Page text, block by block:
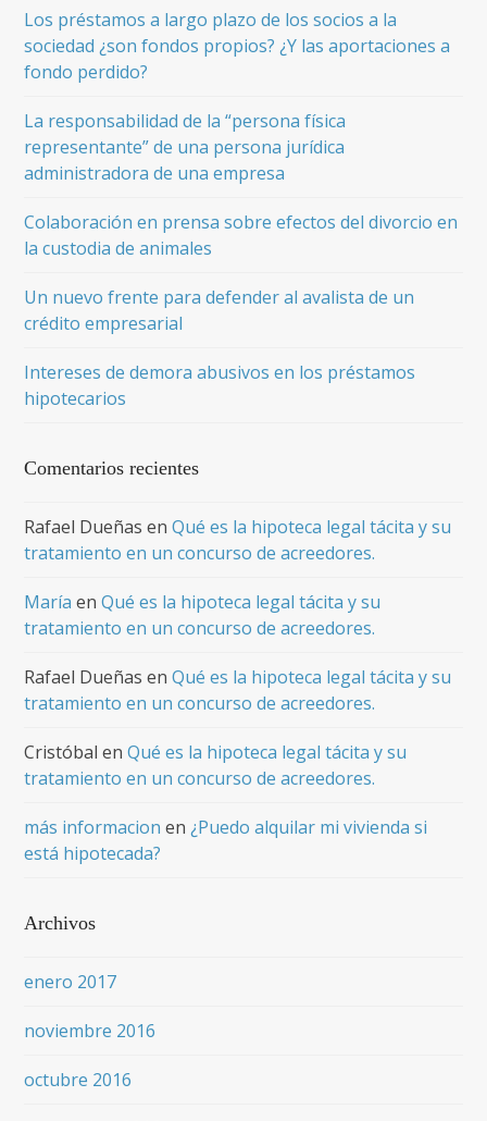
Los préstamos a largo plazo de los socios a la
sociedad ¿son fondos propios? ¿Y las aportaciones a
fondo perdido?
La responsabilidad de la “persona física
representante” de una persona jurídica
administradora de una empresa
Colaboración en prensa sobre efectos del divorcio en
la custodia de animales
Un nuevo frente para defender al avalista de un
crédito empresarial
Intereses de demora abusivos en los préstamos
hipotecarios
Comentarios recientes
Rafael Dueñas enQué es la hipoteca legal tácita y su
tratamiento en un concurso de acreedores.
María enQué es la hipoteca legal tácita y su
tratamiento en un concurso de acreedores.
Rafael Dueñas enQué es la hipoteca legal tácita y su
tratamiento en un concurso de acreedores.
Cristóbal enQué es la hipoteca legal tácita y su
tratamiento en un concurso de acreedores.
más informacion en¿Puedo alquilar mi vivienda si
está hipotecada?
Archivos
enero 2017
noviembre 2016
octubre 2016